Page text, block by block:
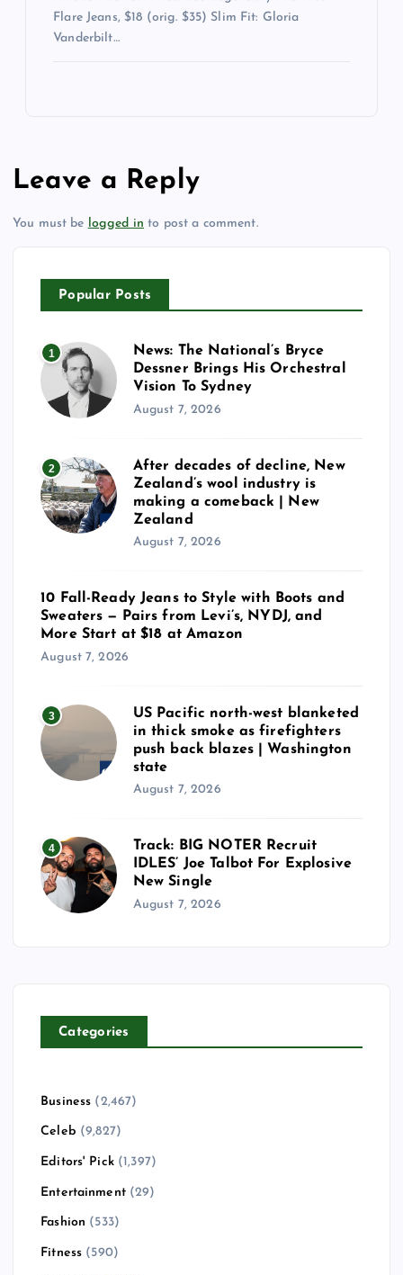
Flare Jeans, $18 (orig. $35) Slim Fit: Gloria
Vanderbilt…
Leave a Reply
You must be logged in to post a comment.
Popular Posts
1
News: The National’s Bryce
Dessner Brings His Orchestral
Vision To Sydney
August 7, 2026
2
After decades of decline, New
Zealand’s wool industry is
making a comeback | New
Zealand
August 7, 2026
10 Fall-Ready Jeans to Style with Boots and
Sweaters — Pairs from Levi’s, NYDJ, and
More Start at $18 at Amazon
August 7, 2026
3
US Pacific north-west blanketed
in thick smoke as firefighters
push back blazes | Washington
state
August 7, 2026
4
Track: BIG NOTER Recruit
IDLES’ Joe Talbot For Explosive
New Single
August 7, 2026
Categories
Business (2,467)
Celeb (9,827)
Editors' Pick(1,397)
Entertainment(29)
Fashion (533)
Fitness (590)